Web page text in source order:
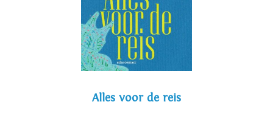
Alles voor de reis